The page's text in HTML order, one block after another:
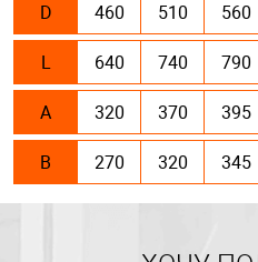
D 460 510 560
L 640 740 790
А 320 370 395
В 270 320 345